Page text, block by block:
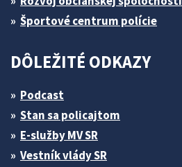
Športové centrum polície
DÔLEŽITÉ ODKAZY
Podcast
Stan sa policajtom
E-služby MV SR
Vestník vlády SR